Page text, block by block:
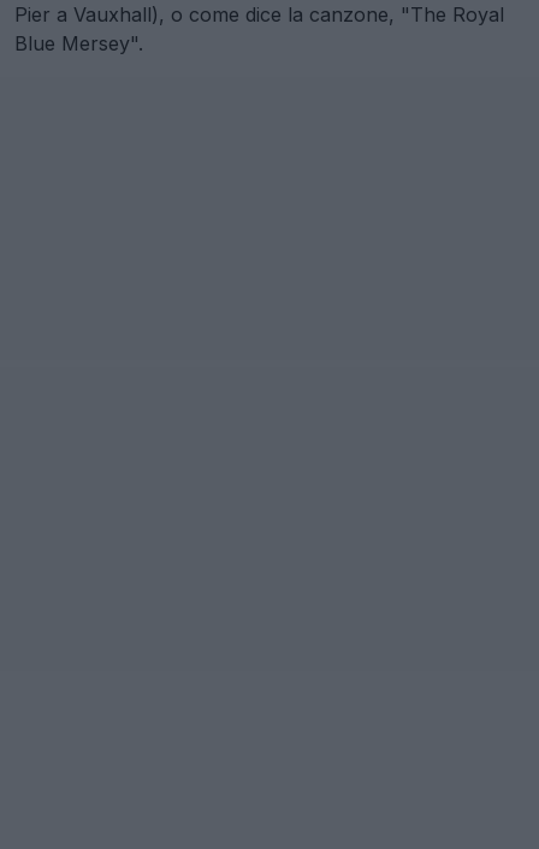
Pier a Vauxhall), o come dice la canzone, "The Royal
Blue Mersey".